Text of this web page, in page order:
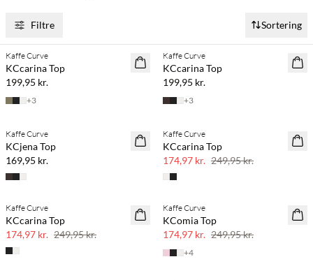
Filtre Sortering
NYHED
Køb min. 2 & spar 20%
Kaffe Curve
KCcarina Top
199,95 kr.
+3
NYHED
Kaffe Curve
KCcarina Top
199,95 kr.
+3
NYHED
Kaffe Curve
KCjena Top
169,95 kr.
SAVE20
Kaffe Curve
KCcarina Top
174,97 kr. 249,95 kr.
SAVE20
Kaffe Curve
KCcarina Top
174,97 kr. 249,95 kr.
SAVE20
Kaffe Curve
KComia Top
174,97 kr. 249,95 kr.
+4